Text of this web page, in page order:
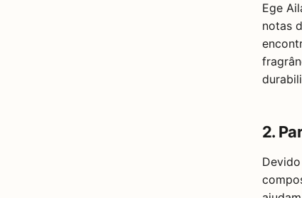
Ege
notas
2.